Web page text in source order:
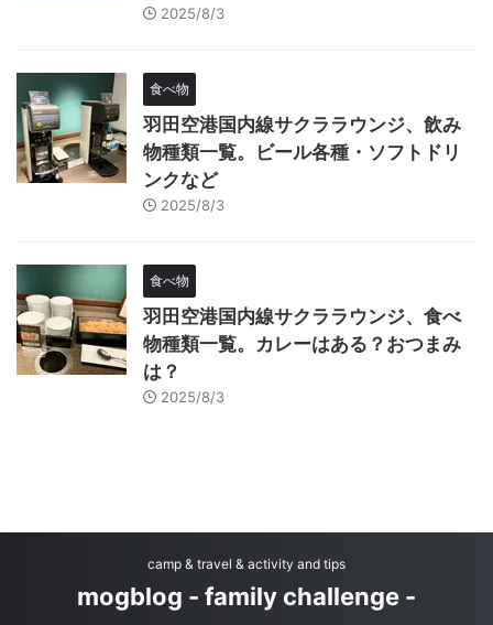
2025/8/3
食べ物
羽田空港国内線サクララウンジ、飲み
物種類一覧。ビール各種・ソフトドリ
ンクなど
2025/8/3
食べ物
羽田空港国内線サクララウンジ、食べ
物種類一覧。カレーはある？おつまみ
は？
2025/8/3
camp & travel & activity and tips
mogblog - family challenge -